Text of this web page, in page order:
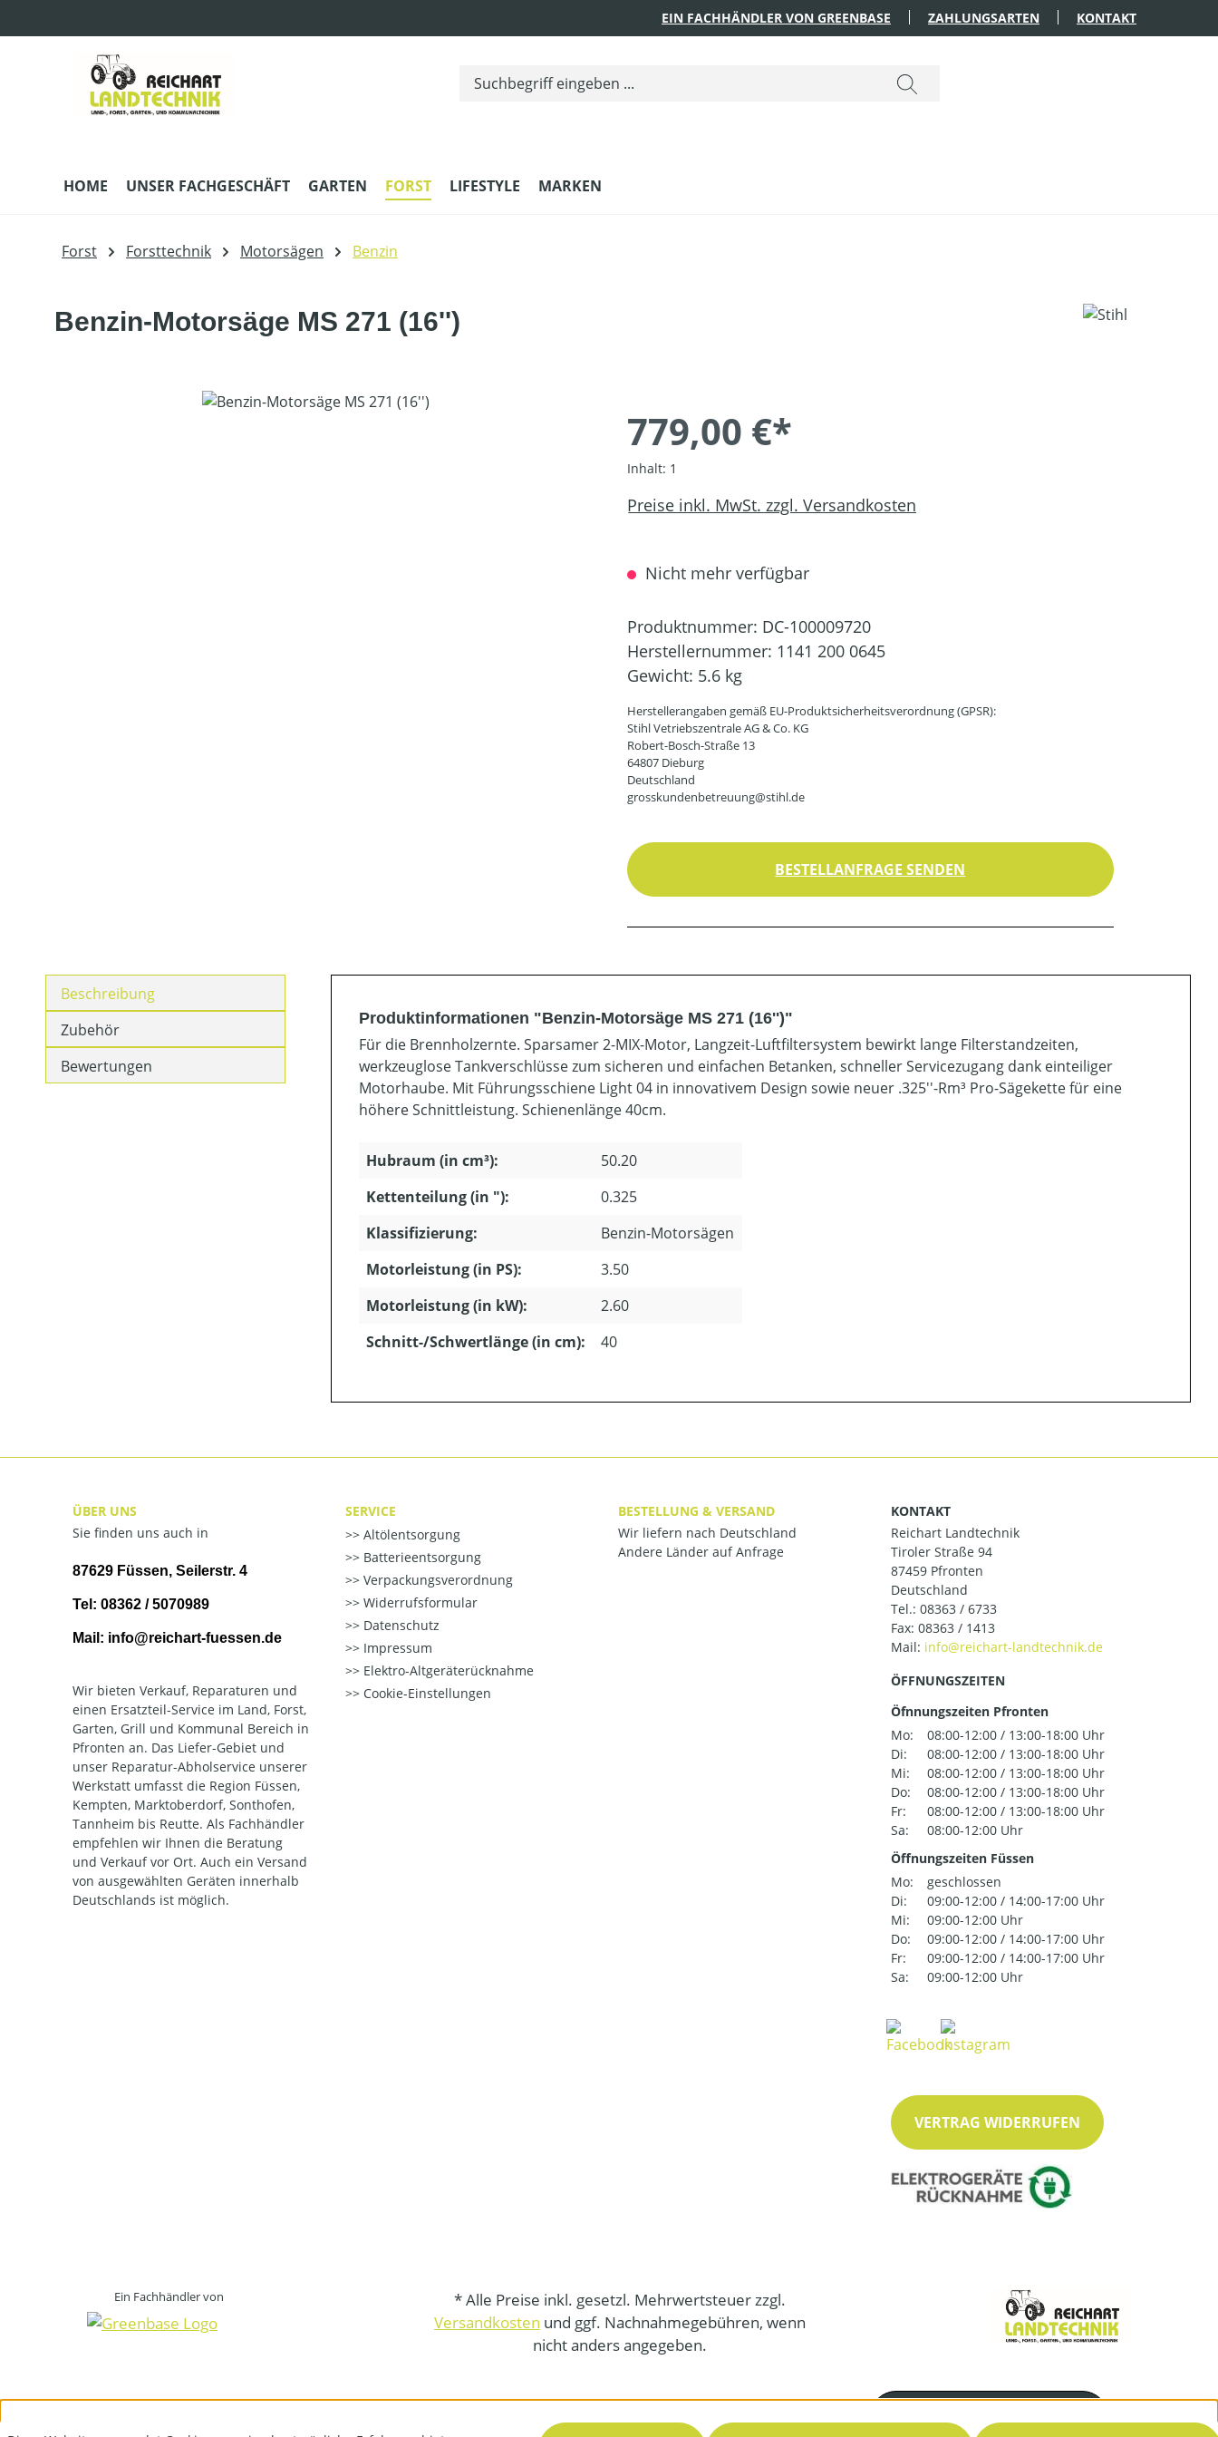
EIN FACHHÄNDLER VON GREENBASE ZAHLUNGSARTEN KONTAKT
HOME UNSER FACHGESCHÄFT GARTEN FORST LIFESTYLE MARKEN
Forst Forsttechnik Motorsägen Benzin
Benzin-Motorsäge MS 271 (16'')
Bildergalerie überspringen
779,00 €*
Inhalt: 1
Preise inkl. MwSt. zzgl. Versandkosten
Nicht mehr verfügbar
Produktnummer: DC-100009720
Herstellernummer: 1141 200 0645
Gewicht: 5.6 kg
Herstellerangaben gemäß EU-Produktsicherheitsverordnung (GPSR):
Stihl Vetriebszentrale AG & Co. KG
Robert-Bosch-Straße 13
64807 Dieburg
Deutschland
grosskundenbetreuung@stihl.de
BESTELLANFRAGE SENDEN
Beschreibung
Zubehör
Bewertungen
Produktinformationen "Benzin-Motorsäge MS 271 (16'')"
Für die Brennholzernte. Sparsamer 2-MIX-Motor, Langzeit-Luftfiltersystem bewirkt lange Filterstandzeiten,
werkzeuglose Tankverschlüsse zum sicheren und einfachen Betanken, schneller Servicezugang dank einteiliger
Motorhaube. Mit Führungsschiene Light 04 in innovativem Design sowie neuer .325''-Rm³ Pro-Sägekette für eine
höhere Schnittleistung. Schienenlänge 40cm.
Hubraum (in cm³):
50.20
Kettenteilung (in "):
0.325
Klassifizierung:
Benzin-Motorsägen
Motorleistung (in PS):
3.50
Motorleistung (in kW):
2.60
Schnitt-/Schwertlänge (in cm):
40
ÜBER UNS
Sie finden uns auch in
87629 Füssen, Seilerstr. 4
Tel: 08362 / 5070989
Mail: info@reichart-fuessen.de
Wir bieten Verkauf, Reparaturen und
einen Ersatzteil-Service im Land, Forst,
Garten, Grill und Kommunal Bereich in
Pfronten an. Das Liefer-Gebiet und
unser Reparatur-Abholservice unserer
Werkstatt umfasst die Region Füssen,
Kempten, Marktoberdorf, Sonthofen,
Tannheim bis Reutte. Als Fachhändler
empfehlen wir Ihnen die Beratung
und Verkauf vor Ort. Auch ein Versand
von ausgewählten Geräten innerhalb
Deutschlands ist möglich.
SERVICE
Altölentsorgung
Batterieentsorgung
Verpackungsverordnung
Widerrufsformular
Datenschutz
Impressum
Elektro-Altgeräterücknahme
Cookie-Einstellungen
BESTELLUNG & VERSAND
Wir liefern nach Deutschland
Andere Länder auf Anfrage
KONTAKT
Reichart Landtechnik
Tiroler Straße 94
87459 Pfronten
Deutschland
Tel.: 08363 / 6733
Fax: 08363 / 1413
Mail:
ÖFFNUNGSZEITEN
Öfnnungszeiten Pfronten
Mo:
08:00-12:00 / 13:00-18:00 Uhr
Di:
08:00-12:00 / 13:00-18:00 Uhr
Mi:
08:00-12:00 / 13:00-18:00 Uhr
Do:
08:00-12:00 / 13:00-18:00 Uhr
Fr:
08:00-12:00 / 13:00-18:00 Uhr
Sa:
08:00-12:00 Uhr
Öffnungszeiten Füssen
Mo:
geschlossen
Di:
09:00-12:00 / 14:00-17:00 Uhr
Mi:
09:00-12:00 Uhr
Do:
09:00-12:00 / 14:00-17:00 Uhr
Fr:
09:00-12:00 / 14:00-17:00 Uhr
Sa:
09:00-12:00 Uhr
VERTRAG WIDERRUFEN
Ein Fachhändler von
* Alle Preise inkl. gesetzl. Mehrwertsteuer zzgl.
Versandkosten und ggf. Nachnahmegebühren, wenn
nicht anders angegeben.